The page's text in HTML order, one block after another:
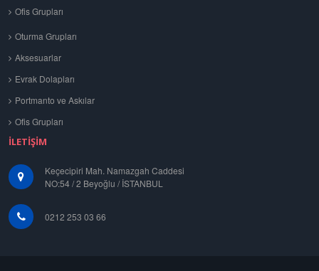
Ofis Grupları
Oturma Grupları
Aksesuarlar
Evrak Dolapları
Portmanto ve Askılar
Ofis Grupları
İLETIŞIM
Keçecipiri Mah. Namazgah Caddesi
NO:54 / 2 Beyoğlu / İSTANBUL
0212 253 03 66